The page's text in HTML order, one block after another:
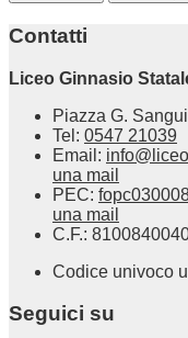
Contatti
Liceo Ginnasio
Piazza G.
Tel: 0547 21039
Email:
una mail
PEC:
una mail
C.F.:
Codice univoco
Seguici su